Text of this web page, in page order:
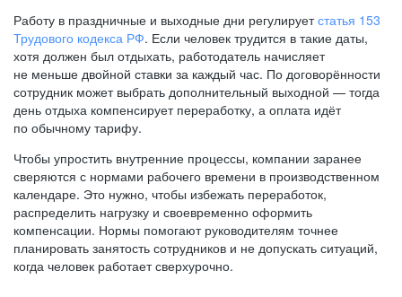
Работу в праздничные и выходные дни регулируетстатья 153
Трудового кодекса РФ. Если человек трудится в такие даты,
хотя должен был отдыхать, работодатель начисляет
не меньше двойной ставки за каждый час. По договорённости
сотрудник может выбрать дополнительный выходной — тогда
день отдыха компенсирует переработку, а оплата идёт
по обычному тарифу.
Чтобы упростить внутренние процессы, компании заранее
сверяются с нормами рабочего времени в производственном
календаре. Это нужно, чтобы избежать переработок,
распределить нагрузку и своевременно оформить
компенсации. Нормы помогают руководителям точнее
планировать занятость сотрудников и не допускать ситуаций,
когда человек работает сверхурочно.